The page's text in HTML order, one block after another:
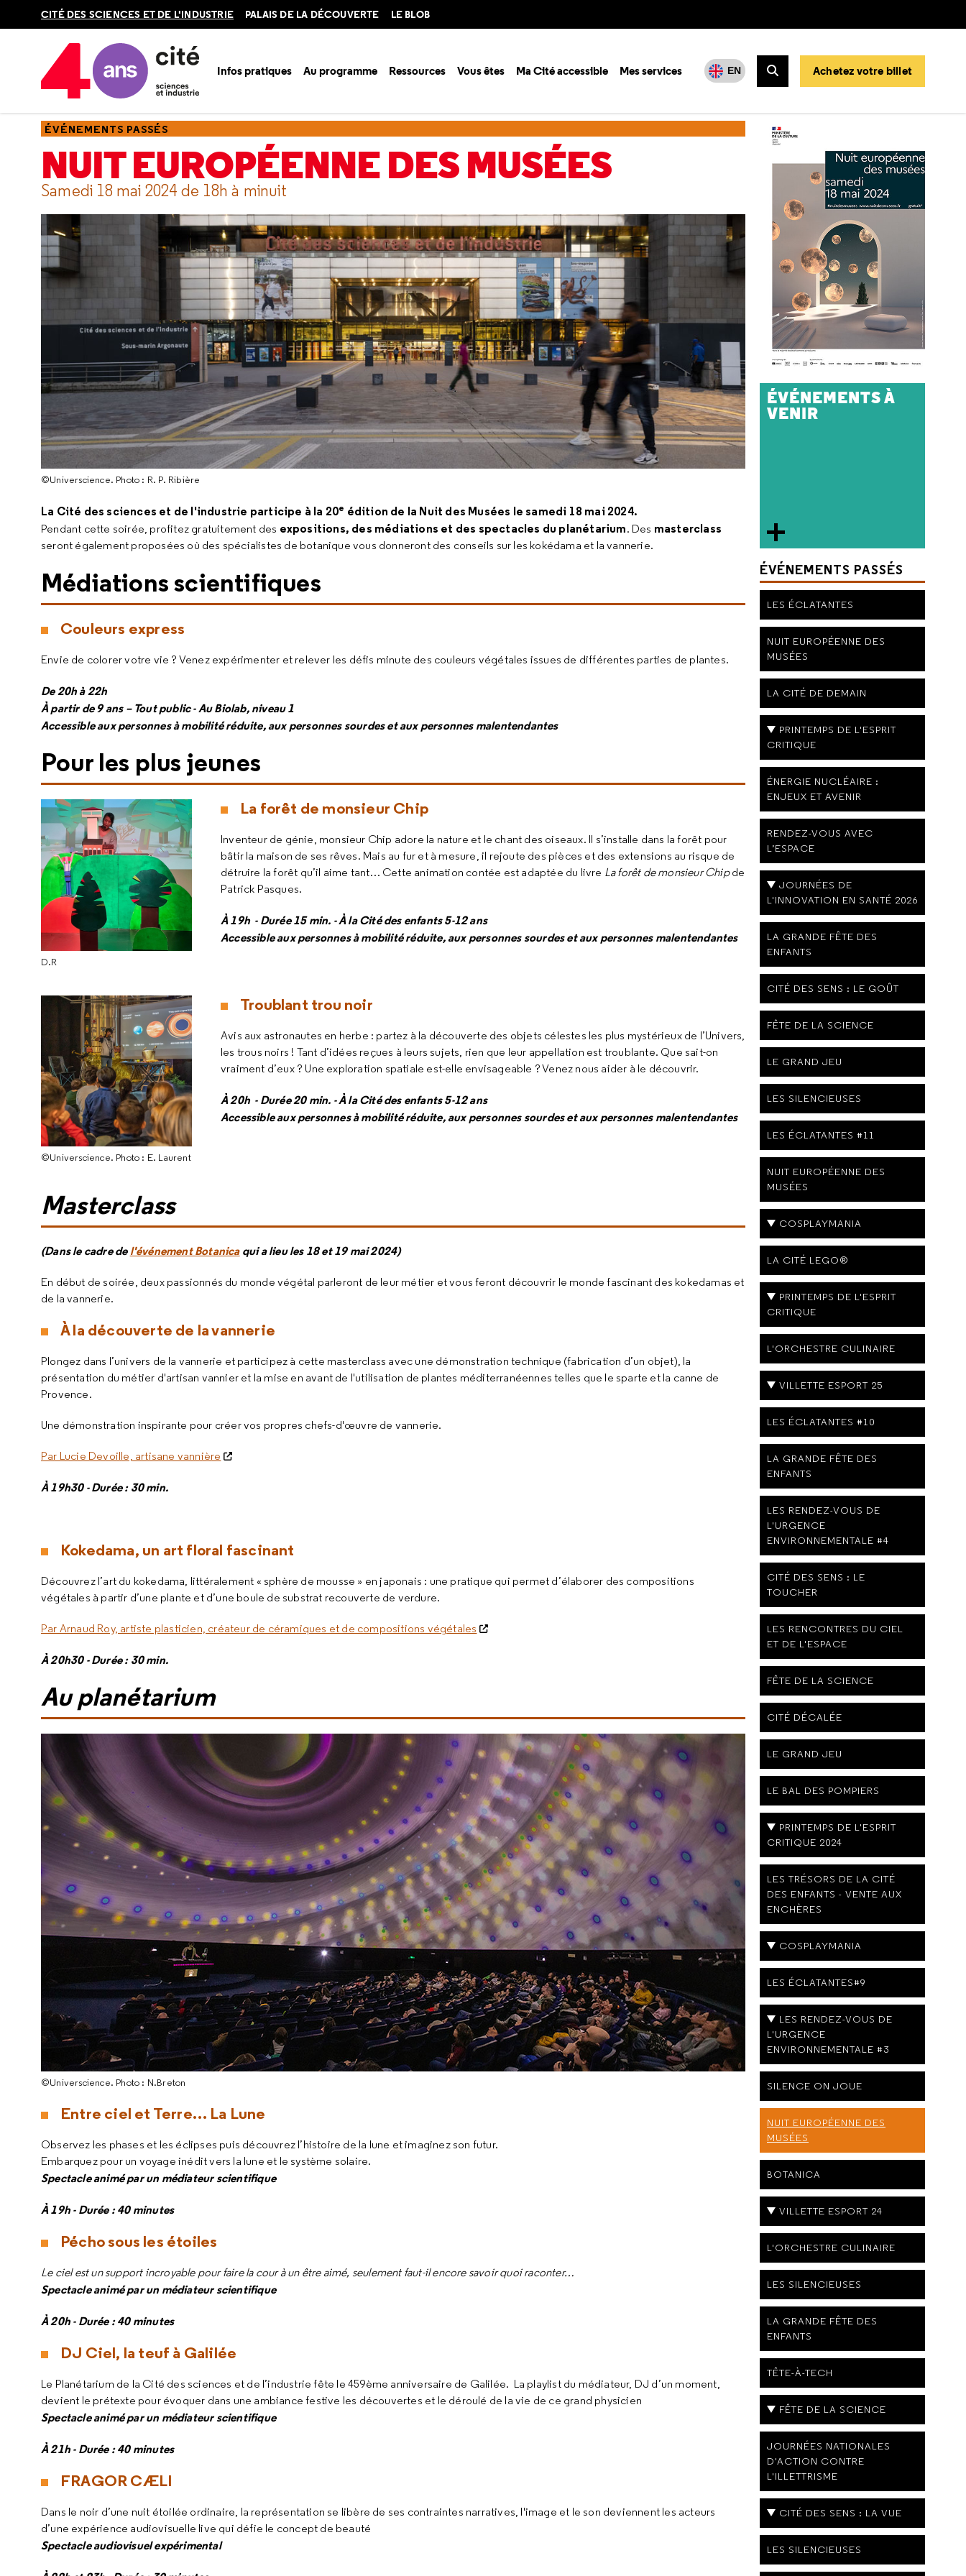
CITÉ DES SCIENCES ET DE L'INDUSTRIE PALAIS DE LA DÉCOUVERTE LE BLOB
Infos pratiques Au programme Ressources Vous êtes Ma Cité accessible Mes services EN
Rechercher
Achetez votre billet
Accueil Ressources
ÉVÉNEMENTS PASSÉS
NUIT EUROPÉENNE DES MUSÉES
Samedi 18 mai 2024 de 18h à minuit
©Universcience. Photo : R. P. Ribière
La Cité des sciences et de l'industrie participe à la 20e édition de la Nuit des Musées le samedi 18 mai 2024.
Pendant cette soirée, profitez gratuitement des expositions, des médiations et des spectacles du planétarium. Des masterclass
seront également proposées où des spécialistes de botanique vous donneront des conseils sur les kokédama et la vannerie.
Médiations scientifiques
Couleurs express
Envie de colorer votre vie ? Venez expérimenter et relever les défis minute des couleurs végétales issues de différentes parties de plantes.
De 20h à 22h
À partir de 9 ans – Tout public - Au Biolab, niveau 1
Accessible aux personnes à mobilité réduite, aux personnes sourdes et aux personnes malentendantes
Pour les plus jeunes
D.R
La forêt de monsieur Chip
Inventeur de génie, monsieur Chip adore la nature et le chant des oiseaux. Il s’installe dans la forêt pour
bâtir la maison de ses rêves. Mais au fur et à mesure, il rejoute des pièces et des extensions au risque de
détruire la forêt qu’il aime tant… Cette animation contée est adaptée du livre La forêt de monsieur Chipde
Patrick Pasques.
À 19h - Durée 15 min. - À la Cité des enfants 5-12 ans
Accessible aux personnes à mobilité réduite, aux personnes sourdes et aux personnes malentendantes
©Universcience. Photo : E. Laurent
Troublant trou noir
Avis aux astronautes en herbe : partez à la découverte des objets célestes les plus mystérieux de l’Univers,
les trous noirs ! Tant d’idées reçues à leurs sujets, rien que leur appellation est troublante. Que sait-on
vraiment d’eux ? Une exploration spatiale est-elle envisageable ? Venez nous aider à le découvrir.
À 20h - Durée 20 min. - À la Cité des enfants 5-12 ans
Accessible aux personnes à mobilité réduite, aux personnes sourdes et aux personnes malentendantes
Masterclass
(Dans le cadre de l'événement Botanicaqui a lieu les 18 et 19 mai 2024)
En début de soirée, deux passionnés du monde végétal parleront de leur métier et vous feront découvrir le monde fascinant des kokedamas et
de la vannerie.
À la découverte de la vannerie
Plongez dans l’univers de la vannerie et participez à cette masterclass avec une démonstration technique (fabrication d’un objet), la
présentation du métier d'artisan vannier et la mise en avant de l'utilisation de plantes méditerranéennes telles que le sparte et la canne de
Provence.
Une démonstration inspirante pour créer vos propres chefs-d'œuvre de vannerie.
Par Lucie Devoille, artisane vannière
À 19h30 - Durée : 30 min.
Kokedama, un art floral fascinant
Découvrez l’art du kokedama, littéralement « sphère de mousse » en japonais : une pratique qui permet d’élaborer des compositions
végétales à partir d’une plante et d’une boule de substrat recouverte de verdure.
Par Arnaud Roy, artiste plasticien, créateur de céramiques et de compositions végétales
À 20h30 - Durée : 30 min.
Au planétarium
©Universcience. Photo : N.Breton
Entre ciel et Terre… La Lune
Observez les phases et les éclipses puis découvrez l’histoire de la lune et imaginez son futur.
Embarquez pour un voyage inédit vers la lune et le système solaire.
Spectacle animé par un médiateur scientifique
À 19h - Durée : 40 minutes
Pécho sous les étoiles
Le ciel est un support incroyable pour faire la cour à un être aimé, seulement faut-il encore savoir quoi raconter…
Spectacle animé par un médiateur scientifique
À 20h - Durée : 40 minutes
DJ Ciel, la teuf à Galilée
Le Planétarium de la Cité des sciences et de l’industrie fête le 459ème anniversaire de Galilée. La playlist du médiateur, DJ d’un moment,
devient le prétexte pour évoquer dans une ambiance festive les découvertes et le déroulé de la vie de ce grand physicien
Spectacle animé par un médiateur scientifique
À 21h - Durée : 40 minutes
FRAGOR CÆLI
Dans le noir d’une nuit étoilée ordinaire, la représentation se libère de ses contraintes narratives, l'image et le son deviennent les acteurs
d’une expérience audiovisuelle live qui défie le concept de beauté
Spectacle audiovisuel expérimental
ÉVÉNEMENTS À
VENIR
ÉVÉNEMENTS PASSÉS
LES ÉCLATANTES
NUIT EUROPÉENNE DES
MUSÉES
LA CITÉ DE DEMAIN
PRINTEMPS DE L'ESPRIT
CRITIQUE
ÉNERGIE NUCLÉAIRE :
ENJEUX ET AVENIR
RENDEZ-VOUS AVEC
L’ESPACE
JOURNÉES DE
L'INNOVATION EN SANTÉ 2026
LA GRANDE FÊTE DES
ENFANTS
CITÉ DES SENS : LE GOÛT
FÊTE DE LA SCIENCE
LE GRAND JEU
LES SILENCIEUSES
LES ÉCLATANTES #11
NUIT EUROPÉENNE DES
MUSÉES
COSPLAYMANIA
LA CITÉ LEGO®
PRINTEMPS DE L'ESPRIT
CRITIQUE
L'ORCHESTRE CULINAIRE
VILLETTE ESPORT 25
LES ÉCLATANTES #10
LA GRANDE FÊTE DES
ENFANTS
LES RENDEZ-VOUS DE
L'URGENCE
ENVIRONNEMENTALE #4
CITÉ DES SENS : LE
TOUCHER
LES RENCONTRES DU CIEL
ET DE L'ESPACE
FÊTE DE LA SCIENCE
CITÉ DÉCALÉE
LE GRAND JEU
LE BAL DES POMPIERS
PRINTEMPS DE L'ESPRIT
CRITIQUE 2024
LES TRÉSORS DE LA CITÉ
DES ENFANTS - VENTE AUX
ENCHÈRES
COSPLAYMANIA
LES ÉCLATANTES#9
LES RENDEZ-VOUS DE
L'URGENCE
ENVIRONNEMENTALE #3
SILENCE ON JOUE
NUIT EUROPÉENNE DES
MUSÉES
BOTANICA
VILLETTE ESPORT 24
L'ORCHESTRE CULINAIRE
LES SILENCIEUSES
LA GRANDE FÊTE DES
ENFANTS
TÊTE-À-TECH
FÊTE DE LA SCIENCE
JOURNÉES NATIONALES
D'ACTION CONTRE
L'ILLETTRISME
CITÉ DES SENS : LA VUE
LES SILENCIEUSES